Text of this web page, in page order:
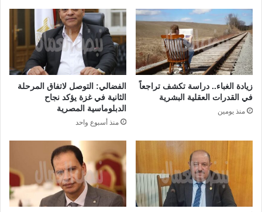
زيادة الغباء.. دراسة تكشف تراجعاً
في القدرات العقلية البشرية
منذ يومين
الفضالي: التوصل لاتفاق المرحلة
الثانية في غزة يؤكد نجاح
الدبلوماسية المصرية
منذ أسبوع واحد